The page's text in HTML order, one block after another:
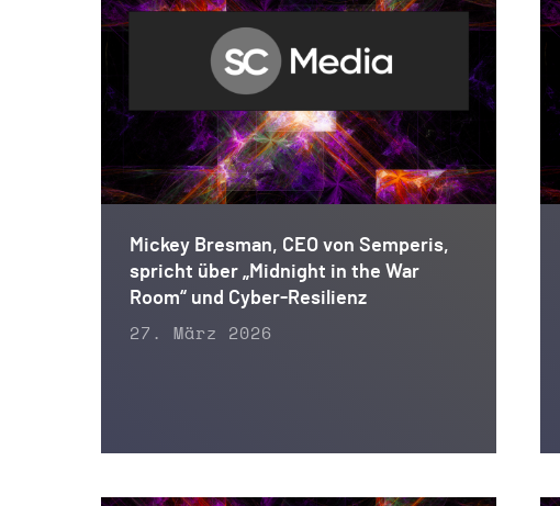
Mickey Bresman, CEO von Semperis,
spricht über „Midnight in the War
Room“ und Cyber-Resilienz
27. März 2026